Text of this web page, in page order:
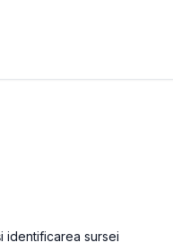
identificarea sursei